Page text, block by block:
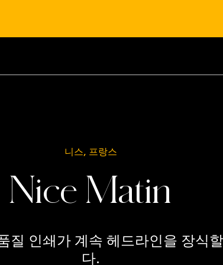
니스, 프랑스
Nice Matin
질 인쇄가 계속 헤드라인을 장식
다.